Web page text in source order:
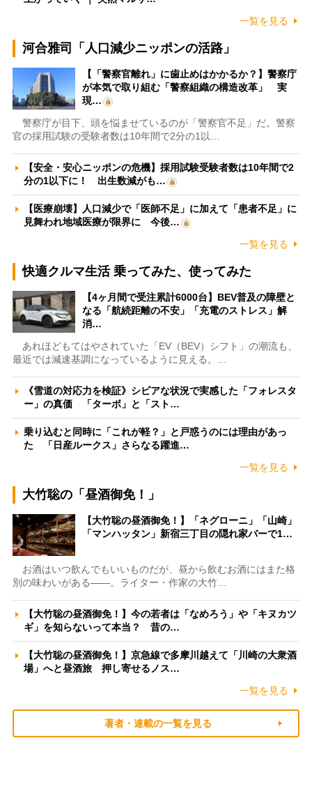
一覧を見る
河合雅司「人口減少ニッポンの活路」
【「警察官離れ」に歯止めはかかるか？】警察庁
が本気で取り組む「警察組織の構造改革」 実
現…
警察庁が目下、頭を悩ませているのが「警察官不足」だ。警察
官の採用試験の受験者数は10年間で2分の1以…
【安全・安心ニッポンの危機】採用試験受験者数は10年間で2
分の1以下に！ 出生数減がも…
【医療崩壊】人口減少で「医師不足」に加えて「患者不足」に
見舞われ地域医療が限界に 今後…
一覧を見る
快適クルマ生活 乗ってみた、使ってみた
【4ヶ月間で受注累計6000台】BEV普及の障壁と
なる「航続距離の不安」「充電のストレス」解
消…
あれほどもてはやされていた「EV（BEV）シフト」の潮流も、
最近では減速基調になっているように見える。…
《雪道の対応力を検証》シビアな状況で実感した「フォレスタ
ー」の真価 「ターボ」と「スト…
乗り込むと同時に「これが軽？」と戸惑うのには理由があっ
た 「日産ルークス」さらなる躍進…
一覧を見る
大竹聡の「昼酒御免！」
【大竹聡の昼酒御免！】「ネグローニ」「山崎」
「マンハッタン」新宿三丁目の隠れ家バーで1…
お酒はいつ飲んでもいいものだが、昼から飲むお酒にはまた格
別の味わいがある――。ライター・作家の大竹…
【大竹聡の昼酒御免！】今の若者は「なめろう」や「キヌカツ
ギ」を知らないって本当？ 昔の…
【大竹聡の昼酒御免！】京急線で多摩川越えて「川崎の大衆酒
場」へと昼酒旅 押し寄せるノス…
一覧を見る
著者・連載の一覧を見る